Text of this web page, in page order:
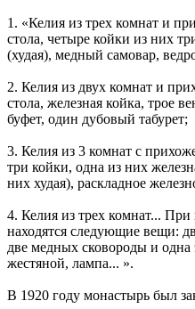
1. «Келия из трех комнат и
стола, четыре койки из них
(худая), медный самовар,
2. Келия из двух комнат и
стола, железная койка, трое
буфет, один дубовый табурет;
3. Келия из 3 комнат с
три койки, одна из них
них худая), раскладное
4. Келия из трех комнат...
находятся следующие вещи:
две медных сковороды и одна
жестяной, лампа... ».
В 1920 году монастырь был